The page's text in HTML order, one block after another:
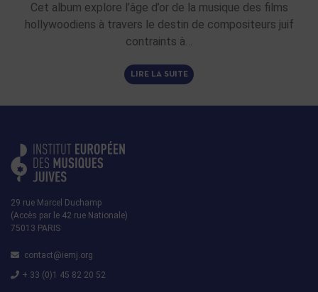
Cet album explore l’âge d’or de la musique des films
hollywoodiens à travers le destin de compositeurs juif
contraints à…
LIRE LA SUITE
29 rue Marcel Duchamp
(Accès par le 42 rue Nationale)
75013 PARIS
contact@iemj.org
+ 33 (0)1 45 82 20 52